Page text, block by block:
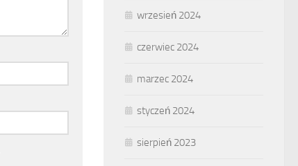
wrzesień 2024
czerwiec 2024
marzec 2024
styczeń 2024
sierpień 2023